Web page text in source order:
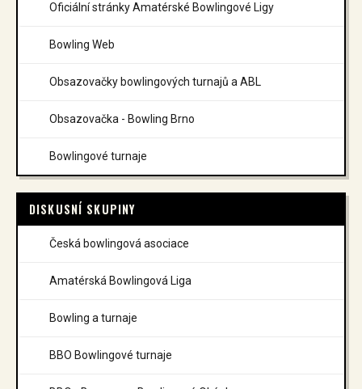
Oficiální stránky Amatérské Bowlingové Ligy
Bowling Web
Obsazovačky bowlingových turnajů a ABL
Obsazovačka - Bowling Brno
Bowlingové turnaje
DISKUSNÍ SKUPINY
Česká bowlingová asociace
Amatérská Bowlingová Liga
Bowling a turnaje
BBO Bowlingové turnaje